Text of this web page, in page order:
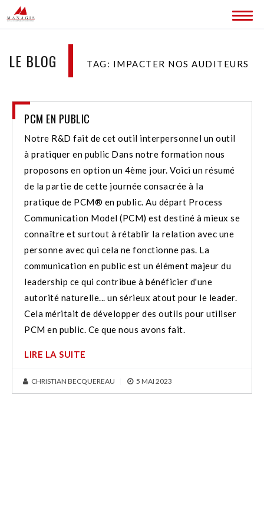
LES SITES MANAGIS
LE BLOG TAG: IMPACTER NOS AUDITEURS
PCM EN PUBLIC
Notre R&D fait de cet outil interpersonnel un outil
à pratiquer en public Dans notre formation nous
proposons en option un 4ème jour. Voici un résumé
de la partie de cette journée consacrée à la
pratique de PCM® en public. Au départ Process
Communication Model (PCM) est destiné à mieux se
connaître et surtout à rétablir la relation avec une
personne avec qui cela ne fonctionne pas. La
communication en public est un élément majeur du
leadership ce qui contribue à bénéficier d'une
autorité naturelle... un sérieux atout pour le leader.
Cela méritait de développer des outils pour utiliser
PCM en public. Ce que nous avons fait.
LIRE LA SUITE
CHRISTIAN BECQUEREAU 5 MAI 2023